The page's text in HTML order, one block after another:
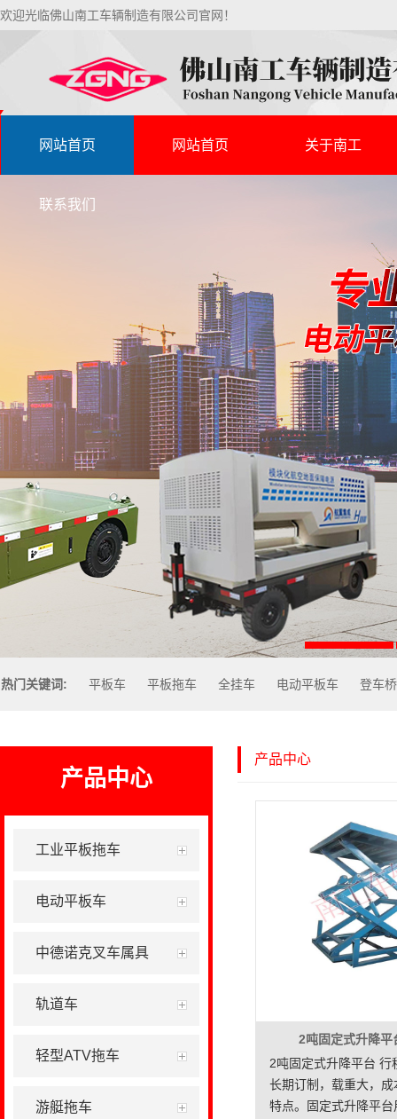
欢迎光临佛山南工车辆制造有限公司官网！
网站首页 网站首页 关于南工
联系我们
热门关键词: 平板车 平板拖车 全挂车 电动平板车 登车桥
产品中心
工业平板拖车
电动平板车
中德诺克叉车属具
轨道车
轻型ATV拖车
游艇拖车
产品中心
2吨固定式升降平
2吨固定式升降平台 行
长期订制，载重大，
特点。固定式升降平